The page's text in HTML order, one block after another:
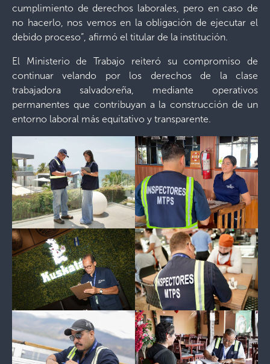
cumplimiento de derechos laborales, pero en caso de
no hacerlo, nos vemos en la obligación de ejecutar el
debido proceso”, afirmó el titular de la institución.
El Ministerio de Trabajo reiteró su compromiso de
continuar velando por los derechos de la clase
trabajadora salvadoreña, mediante operativos
permanentes que contribuyan a la construcción de un
entorno laboral más equitativo y transparente.